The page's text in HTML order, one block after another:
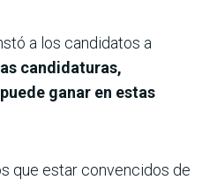
a los candidatos a
candidaturas,
ganar en estas
que estar convencidos de